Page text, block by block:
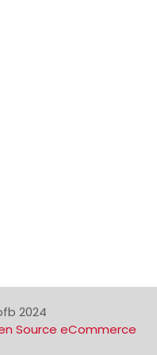
2024
Source eCommerce